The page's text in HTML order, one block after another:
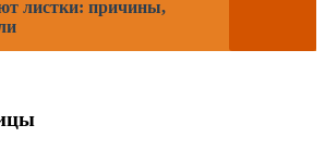
листки: причины,